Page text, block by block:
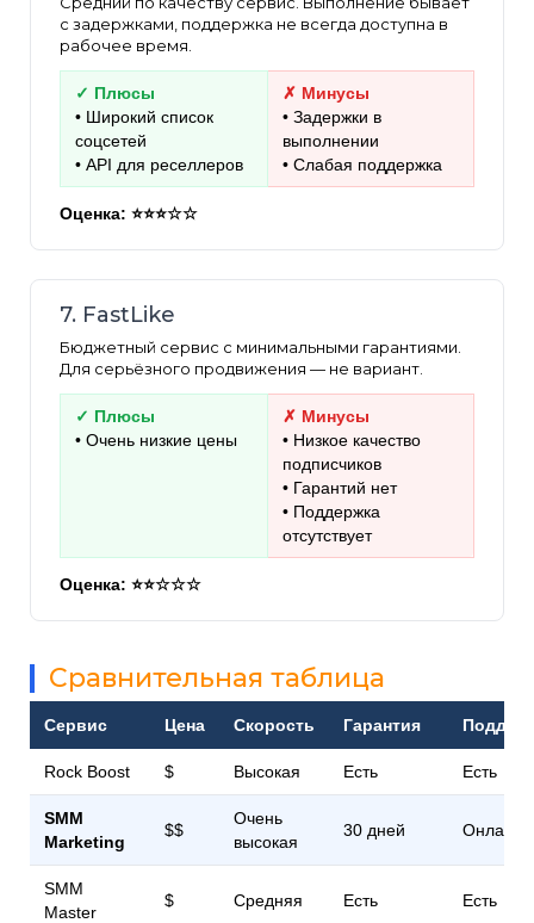
с задержками, поддержка не всегда доступна в
рабочее время.
✓ Плюсы
• Широкий список
соцсетей
• API для реселлеров
✗ Минусы
• Задержки в
выполнении
• Слабая поддержка
Оценка: ⭐⭐⭐☆☆
7. FastLike
Бюджетный сервис с минимальными гарантиями.
Для серьёзного продвижения — не вариант.
✓ Плюсы
• Очень низкие цены
✗ Минусы
• Низкое качество
подписчиков
• Гарантий нет
• Поддержка
отсутствует
Оценка: ⭐⭐☆☆☆
Сравнительная таблица
Сервис Цена Скорость Гарантия
Rock Boost $ Высокая Есть Есть
SMM
Marketing
$$
Очень
высокая
30 дней Онлайн
SMM
Master
$ Средняя Есть Есть